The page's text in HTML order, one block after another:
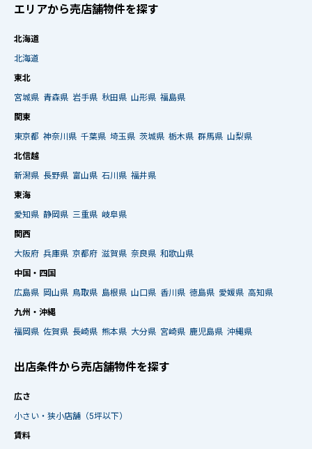
エリアから売店舗物件を探す
北海道
北海道
東北
宮城県 青森県 岩手県 秋田県 山形県 福島県
関東
東京都 神奈川県 千葉県 埼玉県 茨城県 栃木県 群馬県 山梨県
北信越
新潟県 長野県 富山県 石川県 福井県
東海
愛知県 静岡県 三重県 岐阜県
関西
大阪府 兵庫県 京都府 滋賀県 奈良県 和歌山県
中国・四国
広島県 岡山県 鳥取県 島根県 山口県 香川県 徳島県 愛媛県 高知県
九州・沖縄
福岡県 佐賀県 長崎県 熊本県 大分県 宮崎県 鹿児島県 沖縄県
出店条件から売店舗物件を探す
広さ
小さい・狭小店舗（5坪以下）
賃料